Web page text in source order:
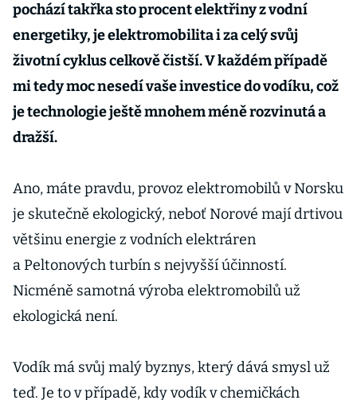
pochází takřka sto procent elektřiny z vodní
energetiky, je elektromobilita i za celý svůj
životní cyklus celkově čistší. V každém případě
mi tedy moc nesedí vaše investice do vodíku, což
je technologie ještě mnohem méně rozvinutá a
dražší.
Ano, máte pravdu, provoz elektromobilů v Norsku
je skutečně ekologický, neboť Norové mají drtivou
většinu energie z vodních elektráren
a Peltonových turbín s nejvyšší účinností.
Nicméně samotná výroba elektromobilů už
ekologická není.
Vodík má svůj malý byznys, který dává smysl už
teď. Je to v případě, kdy vodík v chemičkách